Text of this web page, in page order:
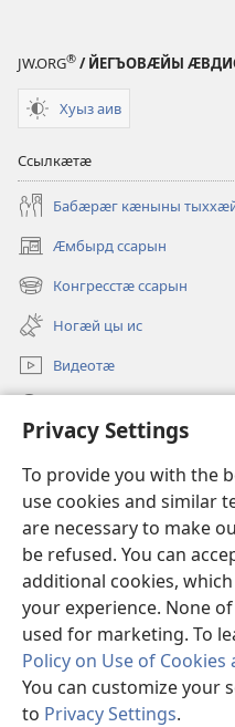
Privacy Settings
To provide you with the
use cookies and similar
are necessary to make
be refused. You can
additional cookies,
your experience. None
used for marketing. To
Policy on Use of
You can customize your
to Privacy Settings.
JW.ORG® / ЙЕГЪОВӔЙЫ
Хуыз аив
Ссылкӕтӕ
Бабӕрӕг кӕныны
Ӕмбырд ссарын
(opens
new
window)
Конгресстӕ ссарын
(opens
new
window)
Ногӕй цы ис
Видеотӕ
(opens
window)Хъахъхъӕнӕн
(opens
new
window)JW Hub ®
(opens
new
window)
Copyright© 2026 Watch Tower
УСЛОВИЯ